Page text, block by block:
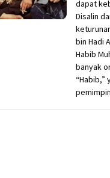
dapat
Disalin
bin Hadi
Habib
banyak